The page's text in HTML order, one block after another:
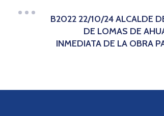
B2022 22/10/24 ALCALDE
DE LOMAS DE
INMEDIATA DE LA OBRA